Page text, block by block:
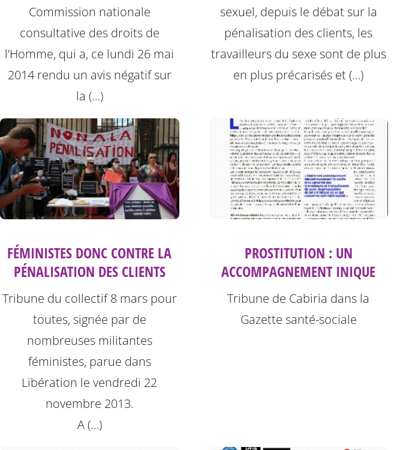
Commission nationale
consultative des droits de
l’Homme, qui a, ce lundi 26 mai
2014 rendu un avis négatif sur
la (…)
sexuel, depuis le débat sur la
pénalisation des clients, les
travailleurs du sexe sont de plus
en plus précarisés et (…)
FÉMINISTES DONC CONTRE LA
PÉNALISATION DES CLIENTS
Tribune du collectif 8 mars pour
toutes, signée par de
nombreuses militantes
féministes, parue dans
Libération le vendredi 22
novembre 2013.
A (…)
PROSTITUTION : UN
ACCOMPAGNEMENT INIQUE
Tribune de Cabiria dans la
Gazette santé-sociale